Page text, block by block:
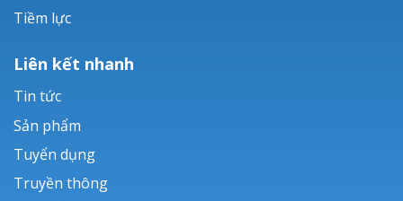
Tiềm lực
Liên kết nhanh
Tin tức
Sản phẩm
Tuyển dụng
Truyền thông